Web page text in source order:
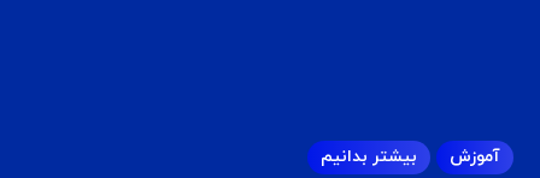
آموزش بیشتر بدانیم